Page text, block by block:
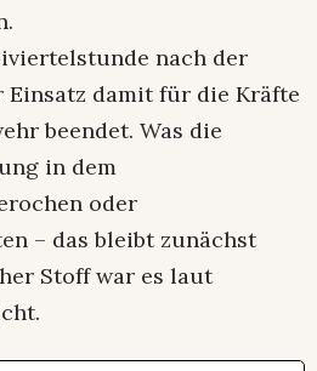
nach der
damit für die Kräfte
beendet. Was die
in dem
oder
– das bleibt zunächst
Stoff war es laut